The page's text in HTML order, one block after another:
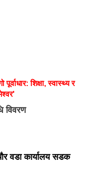
शिक्षा, स्वास्थ्य र
विवरण
वडा कार्यालय सडक